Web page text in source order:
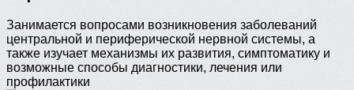
Занимается вопросами возникновения заболеваний
центральной и периферической нервной системы, а
также изучает механизмы их развития, симптоматику и
возможные способы диагностики, лечения или
профилактики